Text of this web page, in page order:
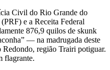
Civil do Rio Grande do
e a Receita Federal
876,9 quilos de skunk
— na madrugada deste
região Trairi potiguar.
flagrante.